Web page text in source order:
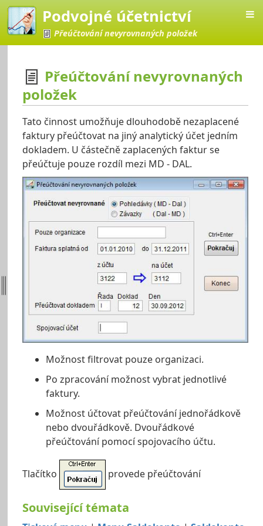
Podvojné účetnictví
Přeúčtování nevyrovnaných položek
Přeúčtování nevyrovnaných
položek
Tato činnost umožňuje dlouhodobě nezaplacené
faktury přeúčtovat na jiný analytický účet jedním
dokladem. U částečně zaplacených faktur se
přeúčtuje pouze rozdíl mezi MD - DAL.
Možnost filtrovat pouze organizaci.
Po zpracování možnost vybrat jednotlivé
faktury.
Možnost účtovat přeúčtování jednořádkově
nebo dvouřádkově. Dvouřádkové
přeúčtování pomocí spojovacího účtu.
Tlačítko provede přeúčtování
Související témata